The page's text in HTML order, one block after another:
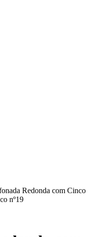
Redonda com Cinco
nº19